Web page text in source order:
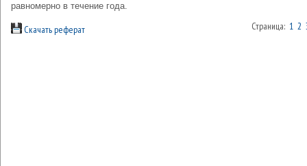
равномерно в течение года.
Скачать реферат Страница: 1 2